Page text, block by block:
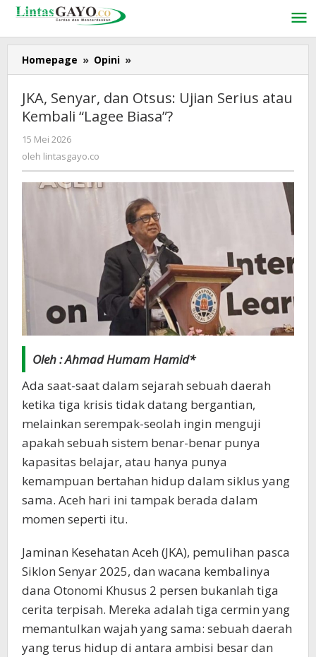
Lewati
konten
Homepage » Opini »
Senyar,
Otsus:
Ujian
JKA, Senyar, dan Otsus: Ujian Serius atau
Kembali “Lagee Biasa”?
15 Mei 2026
lintasgayo.co
oleh lintasgayo.co
Oleh : Ahmad Humam Hamid*
Ada saat-saat dalam sejarah sebuah daerah
ketika tiga krisis tidak datang bergantian,
melainkan serempak-seolah ingin menguji
apakah sebuah sistem benar-benar punya
kapasitas belajar, atau hanya punya
kemampuan bertahan hidup dalam siklus yang
sama. Aceh hari ini tampak berada dalam
momen seperti itu.
Jaminan Kesehatan Aceh (JKA), pemulihan pasca
Siklon Senyar 2025, dan wacana kembalinya
dana Otonomi Khusus 2 persen bukanlah tiga
cerita terpisah. Mereka adalah tiga cermin yang
memantulkan wajah yang sama: sebuah daerah
yang terus hidup di antara ambisi besar dan